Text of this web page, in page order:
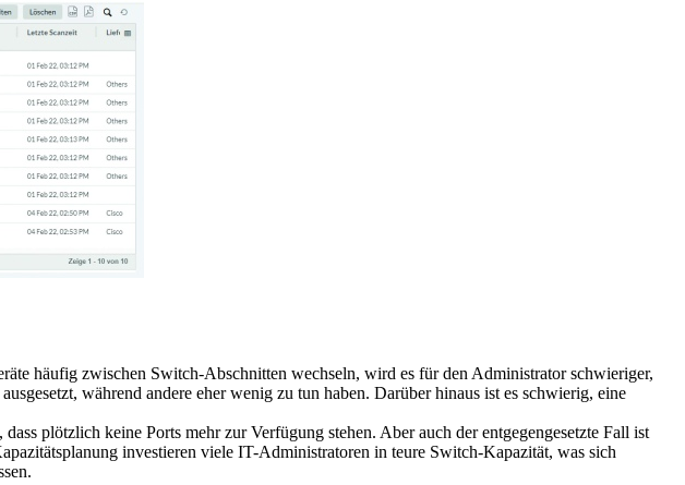
häufig zwischen Switch-Abschnitten wechseln, wird es für den Administrator schwieriger,
während andere eher wenig zu tun haben. Darüber hinaus ist es schwierig, eine
plötzlich keine Ports mehr zur Verfügung stehen. Aber auch der entgegengesetzte Fall ist
investieren viele IT-Administratoren in teure Switch-Kapazität, was sich